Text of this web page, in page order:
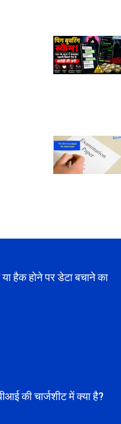
हैक होने पर डेटा बचाने का
की चार्जशीट में क्या है?